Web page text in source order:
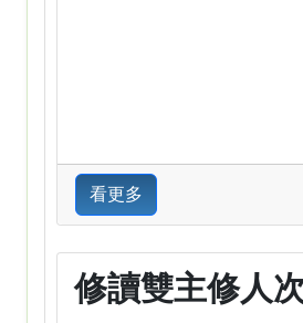
看更多
修讀雙主修人